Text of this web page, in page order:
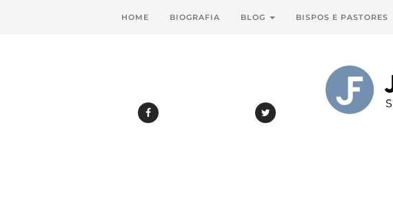
HOME BIOGRAFIA BLOG BISPOS E PASTORES